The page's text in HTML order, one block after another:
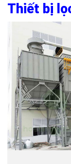
Thiết bị